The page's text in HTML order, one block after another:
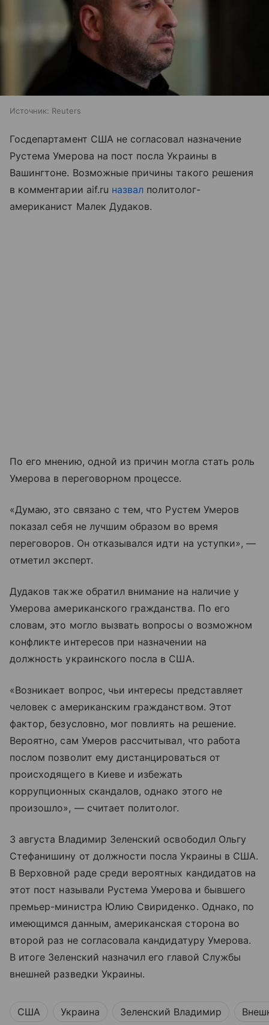
Источник: Reuters
Госдепартамент США не согласовал назначение
Рустема Умерова на пост посла Украины в
Вашингтоне. Возможные причины такого решения
в комментарии aif.ru назвал политолог-
американист Малек Дудаков.
По его мнению, одной из причин могла стать роль
Умерова в переговорном процессе.
«Думаю, это связано с тем, что Рустем Умеров
показал себя не лучшим образом во время
переговоров. Он отказывался идти на уступки», —
отметил эксперт.
Дудаков также обратил внимание на наличие у
Умерова американского гражданства. По его
словам, это могло вызвать вопросы о возможном
конфликте интересов при назначении на
должность украинского посла в США.
«Возникает вопрос, чьи интересы представляет
человек с американским гражданством. Этот
фактор, безусловно, мог повлиять на решение.
Вероятно, сам Умеров рассчитывал, что работа
послом позволит ему дистанцироваться от
происходящего в Киеве и избежать
коррупционных скандалов, однако этого не
произошло», — считает политолог.
3 августа Владимир Зеленский освободил Ольгу
Стефанишину от должности посла Украины в США.
В Верховной раде среди вероятных кандидатов на
этот пост называли Рустема Умерова и бывшего
премьер-министра Юлию Свириденко. Однако, по
имеющимся данным, американская сторона во
второй раз не согласовала кандидатуру Умерова.
В итоге Зеленский назначил его главой Службы
внешней разведки Украины.
США Украина Зеленский Владимир